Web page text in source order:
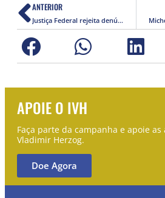
ANTERIOR
Justiça Federal rejeita denúncia contra acusado de estupro de Inês Etienne Romeu
APOIE O IVH
Faça parte da campanha e apoie
Vladimir Herzog.
Doe Agora